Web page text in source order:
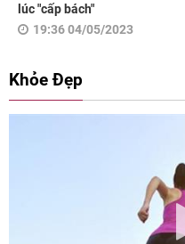
lúc "cấp bách"
19:36 04/05/2023
Khỏe Đẹp